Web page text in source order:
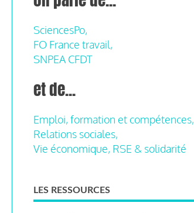
SciencesPo,
FO France travail,
SNPEA CFDT
et de...
Emploi, formation et compétences,
Relations sociales,
Vie économique, RSE & solidarité
LES RESSOURCES